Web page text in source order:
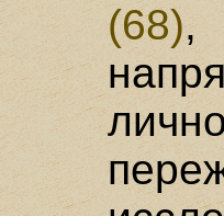
(68),